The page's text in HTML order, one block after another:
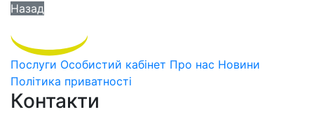
Назад
Послуги Особистий кабінет Про нас Новини
Політика приватності
Контакти